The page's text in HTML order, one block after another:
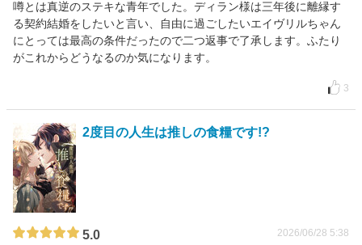
噂とは真逆のステキな青年でした。ディラン様は三年後に離縁す
る契約結婚をしたいと言い、自由に過ごしたいエイヴリルちゃん
にとっては最高の条件だったので二つ返事で了承します。ふたり
がこれからどうなるのか気になります。
3
2度目の人生は推しの食糧です!?
5.0 2026/06/28 5:38